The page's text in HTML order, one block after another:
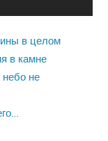
в целом
в камне
не